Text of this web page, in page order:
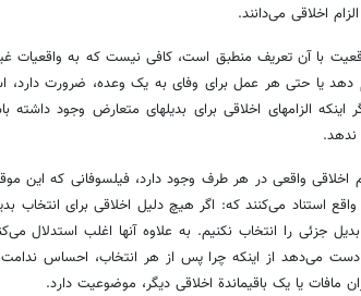
اخلاقی می‌دانند.
با آن تعریف منطبق است، کافی نیست که به واقعیات
دهد یا حتی هر عمل برای وفای به یک وعده، ضرورت دارد،
الزامهای اخلاقی برای بدیلهای متعارض وجود داشته
ندهد.
اخلاقی واقعی در هر طرف وجود دارد، فیلسوفانی که این
استناد می‌کنند که: اگر هیچ دلیل اخلاقی برای انتخاب
جزئی را انتخاب نکنیم. به علاوه آنها اغلب استدلال
می‌دهد از اینکه چرا پس از هر انتخاب، احساس
مافات یا یک باقیماندة اخلاقی دیگر، موضوعیت دارد.